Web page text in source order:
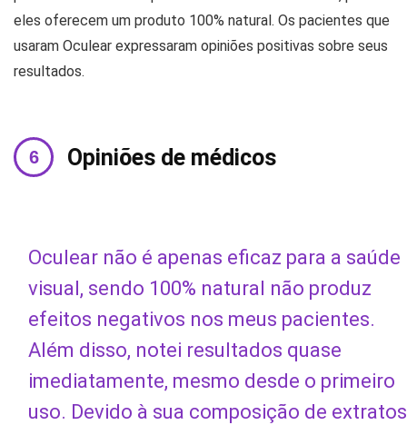
eles oferecem um produto 100% natural. Os pacientes que
usaram Oculear expressaram opiniões positivas sobre seus
resultados.
Opiniões de médicos
Oculear não é apenas eficaz para a saúde
visual, sendo 100% natural não produz
efeitos negativos nos meus pacientes.
Além disso, notei resultados quase
imediatamente, mesmo desde o primeiro
uso. Devido à sua composição de extratos